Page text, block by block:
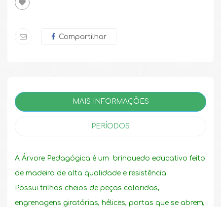
Compartilhar
MAIS INFORMAÇÕES
PERÍODOS
A Árvore Pedagógica é um brinquedo educativo feito
de madeira de alta qualidade e resistência.
Possui trilhos cheios de peças coloridas,
engrenagens giratórias, hélices, portas que se abrem,